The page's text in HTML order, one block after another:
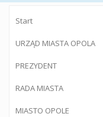
Start
URZĄD MIASTA OPOLA
PREZYDENT
RADA MIASTA
MIASTO OPOLE